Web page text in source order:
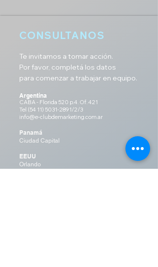
CONSULTANOS
Te invitamos a tomar acción.
Por favor, completá los datos
para comenzar a trabajar en equipo.
Argentina
CABA - Florida 520 p.4. Of. 421
Tel (54 11) 5031-2891/2/3
info@e-clubdemarketing.com.ar
Panamá
Ciudad Capital
EEUU
Orlando